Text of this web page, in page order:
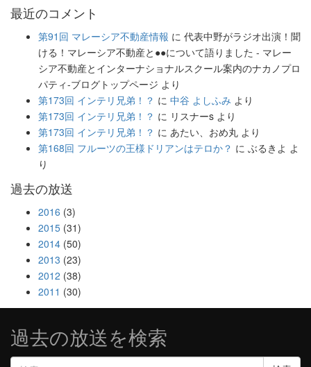
最近のコメント
第91回 マレーシア不動産情報 に 代表中野がラジオ出演！聞
ける！マレーシア不動産と●●について語りました - マレー
シア不動産とインターナショナルスクール案内のナカノプロ
パティ-ブログトップページ より
第173回 インテリ兄弟！？ に 中谷 よしふみ より
第173回 インテリ兄弟！？ に リスナーs より
第173回 インテリ兄弟！？ に あたい、おめ丸 より
第168回 フルーツの王様ドリアンはテロか？ に ぶるきよ よ
り
過去の放送
2016 (3)
2015 (31)
2014 (50)
2013 (23)
2012 (38)
2011 (30)
過去の放送を検索